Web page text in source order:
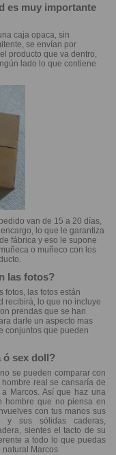
es muy importante
caja opaca, sin
se envían por
producto que va dentro,
lado lo que contiene
van de 15 a 20 días,
lo que le garantiza
fábrica y eso le supone
o muñeco con los
las fotos?
fotos, las fotos están
recibirá, lo que no incluye
prendas que se han
darle un aspecto mas
conjuntos que pueden
ó sex doll?
se pueden comparar con
real se cansaría de
Marcos. Así que haz una
hombre que no piensa en
con tus manos sus
y sus sólidas caderas,
sientes el tacto de su
a todo lo que puedas
natural Marcos